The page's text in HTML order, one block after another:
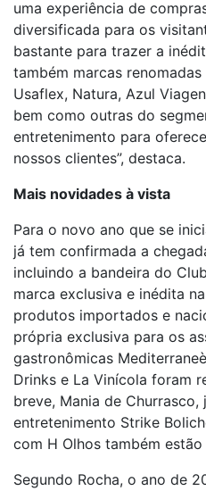
uma experiência de
diversificada para os
bastante para trazer a
também marcas
Usaflex, Natura, Azul
bem como outras do
entretenimento para
nossos clientes”, destaca.
Mais novidades à vista
Para o novo ano que se
já tem confirmada a
incluindo a bandeira do
marca exclusiva e inédita
produtos importados e
própria exclusiva para os
gastronômicas
Drinks e La Vinícola foram
breve, Mania de Churrasco,
entretenimento Strike
com H Olhos também
Segundo Rocha, o ano de